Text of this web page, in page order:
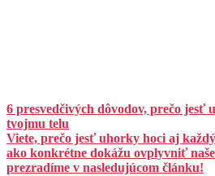
6 presvedčivých dôvodov, prečo jesť
tvojmu telu
Viete, prečo jesť uhorky hoci aj
ako konkrétne dokážu ovplyvniť
prezradíme v nasledujúcom článku!